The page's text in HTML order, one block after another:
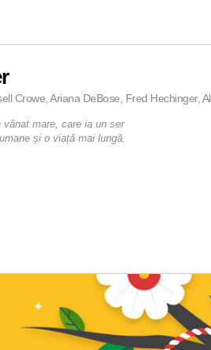
Crowe, Ariana DeBose, Fred Hechinger,
mare, care ia un ser
și o viață mai lungă.